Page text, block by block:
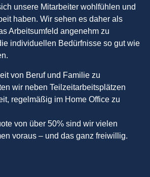
unsere Mitarbeiter wohlfühlen und
haben. Wir sehen es daher als
Arbeitsumfeld angenehm zu
individuellen Bedürfnisse so gut wie
von Beruf und Familie zu
wir neben Teilzeitarbeitsplätzen
regelmäßig im Home Office zu
von über 50% sind wir vielen
voraus – und das ganz freiwillig.